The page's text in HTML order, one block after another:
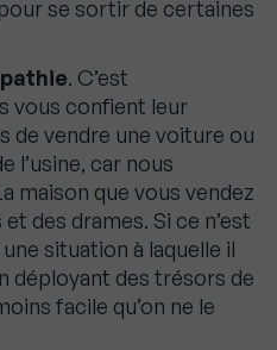
pour se sortir de certaines
. C’est
vous confient leur
de vendre une voiture ou
l’usine, car nous
maison que vous vendez
des drames. Si ce n’est
situation à laquelle il
déployant des trésors de
facile qu’on ne le